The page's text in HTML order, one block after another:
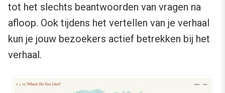
tot het slechts beantwoorden van vragen na
afloop. Ook tijdens het vertellen van je verhaal
kun je jouw bezoekers actief betrekken bij het
verhaal.